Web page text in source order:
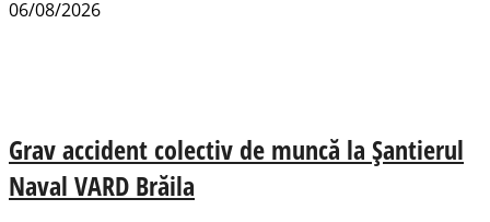
06/08/2026
Grav accident colectiv de muncă la Șantierul
Naval VARD Brăila